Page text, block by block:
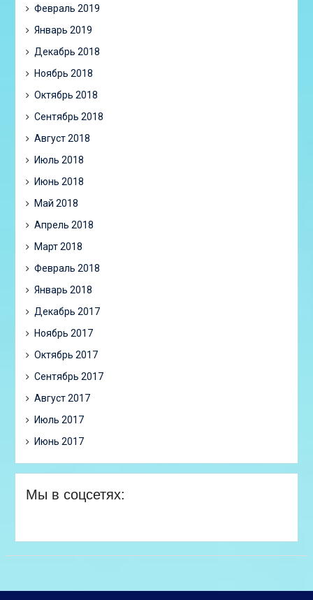
Февраль 2019
Январь 2019
Декабрь 2018
Ноябрь 2018
Октябрь 2018
Сентябрь 2018
Август 2018
Июль 2018
Июнь 2018
Май 2018
Апрель 2018
Март 2018
Февраль 2018
Январь 2018
Декабрь 2017
Ноябрь 2017
Октябрь 2017
Сентябрь 2017
Август 2017
Июль 2017
Июнь 2017
Мы в соцсетях: